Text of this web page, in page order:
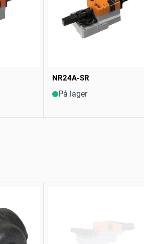
NR24A-SR
På lager